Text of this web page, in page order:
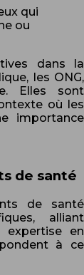
qui
ou
dans la
les ONG,
Elles sont
où les
importance
de santé
de santé
alliant
expertise en
à ce